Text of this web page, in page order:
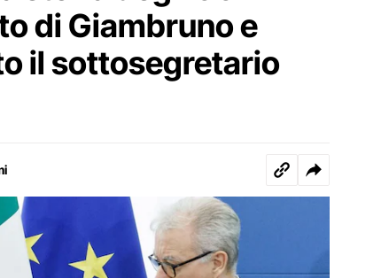
di Giambruno e
il sottosegretario